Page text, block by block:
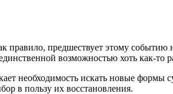
правило, предшествует этому
возможностью хоть как-
необходимость искать новые
в пользу их восстановления.